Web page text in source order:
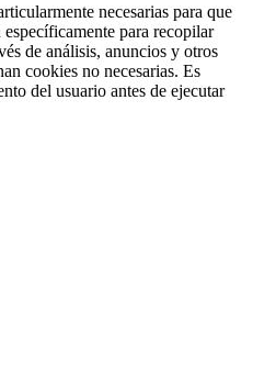
necesarias para que
para recopilar
de análisis, anuncios y otros
cookies no necesarias. Es
del usuario antes de ejecutar